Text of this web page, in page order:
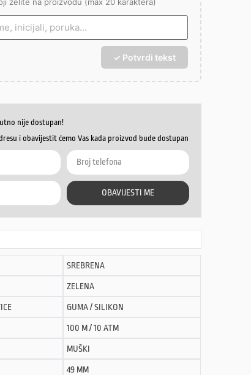
✓ Potvrdi tekst
nije dostupan!
i obavijestit ćemo Vas kada proizvod bude dostupan
OBAVIJESTI ME
SREBRENA
ZELENA
GUMA / SILIKON
100 M / 10 ATM
MUŠKI
49 MM